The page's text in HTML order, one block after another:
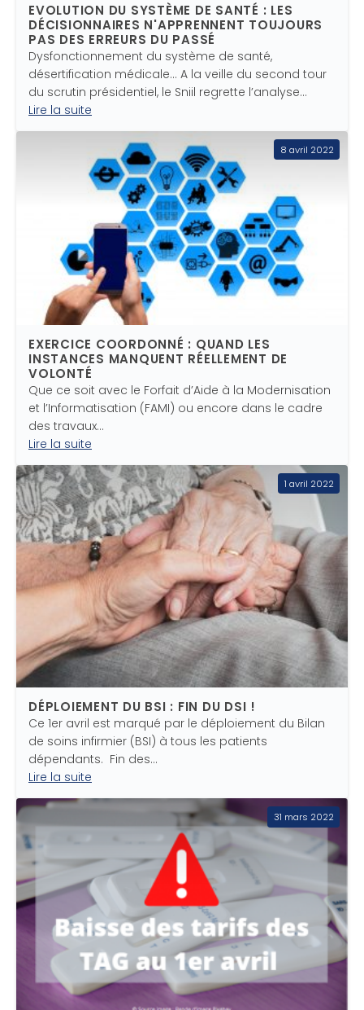
EVOLUTION DU SYSTÈME DE SANTÉ : LES
DÉCISIONNAIRES N'APPRENNENT TOUJOURS
PAS DES ERREURS DU PASSÉ
Dysfonctionnement du système de santé,
désertification médicale… A la veille du second tour
du scrutin présidentiel, le Sniil regrette l’analyse…
Lire la suite
8 avril 2022
EXERCICE COORDONNÉ : QUAND LES
INSTANCES MANQUENT RÉELLEMENT DE
VOLONTÉ
Que ce soit avec le Forfait d’Aide à la Modernisation
et l’Informatisation (FAMI) ou encore dans le cadre
des travaux…
Lire la suite
1 avril 2022
DÉPLOIEMENT DU BSI : FIN DU DSI !
Ce 1er avril est marqué par le déploiement du Bilan
de soins infirmier (BSI) à tous les patients
dépendants. Fin des…
Lire la suite
31 mars 2022